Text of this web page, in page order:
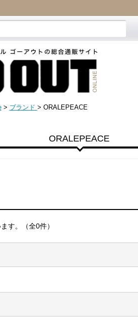
> ブランド > ORALEPEACE
ORALEPEACE
す。（全0件）